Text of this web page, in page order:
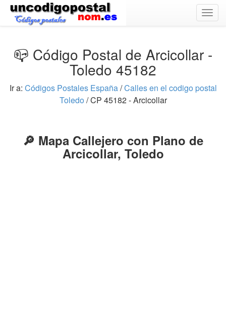
📪 Código Postal de Arcicollar -
Toledo 45182
Ir a: Códigos Postales España/Calles en el codigo postal
Toledo / CP 45182 - Arcicollar
🔎 Mapa Callejero con Plano de
Arcicollar, Toledo